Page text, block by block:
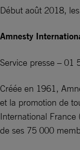
Début août 2018,
Amnesty
Service presse –
Créée en 1961,
et la promotion de
International
de ses 75 000